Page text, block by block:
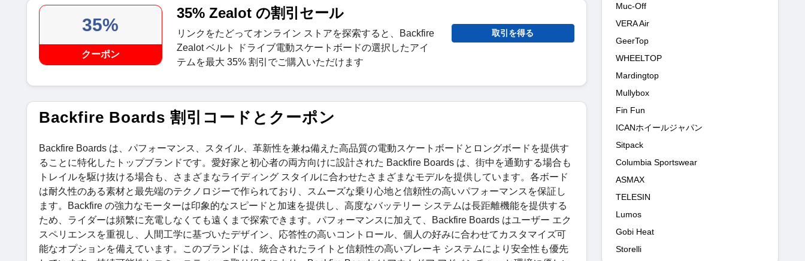
35%
クーポン
35% Zealot の割引セール
リンクをたどってオンライン ストアを探索すると、Backfire
Zealot ベルト ドライブ電動スケートボードの選択したアイ
テムを最大 35% 割引でご購入いただけます
取引を得る
Backfire Boards 割引コードとクーポン
Backfire Boards は、パフォーマンス、スタイル、革新性を兼ね備えた高品質の電動スケートボードとロングボードを提供す
ることに特化したトップブランドです。愛好家と初心者の両方向けに設計された Backfire Boards は、街中を通勤する場合も
トレイルを駆け抜ける場合も、さまざまなライディング スタイルに合わせたさまざまなモデルを提供しています。各ボード
は耐久性のある素材と最先端のテクノロジーで作られており、スムーズな乗り心地と信頼性の高いパフォーマンスを保証し
ます。Backfire の強力なモーターは印象的なスピードと加速を提供し、高度なバッテリー システムは長距離機能を提供する
ため、ライダーは頻繁に充電しなくても遠くまで探索できます。パフォーマンスに加えて、Backfire Boards はユーザー エク
スペリエンスを重視し、人間工学に基づいたデザイン、応答性の高いコントロール、個人の好みに合わせてカスタマイズ可
能なオプションを備えています。このブランドは、統合されたライトと信頼性の高いブレーキ システムにより安全性も優先
Muc-Off
VERA Air
GeerTop
WHEELTOP
Mardingtop
Mullybox
Fin Fun
ICANホイールジャパン
Sitpack
Columbia Sportswear
ASMAX
TELESIN
Lumos
Gobi Heat
Storelli